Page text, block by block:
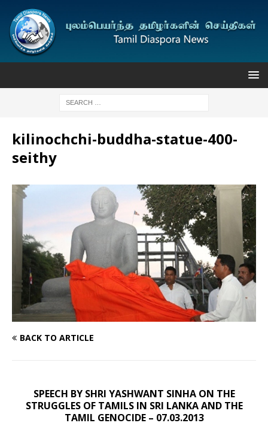
kilinochchi-buddha-statue-400-
seithy
BACK TO ARTICLE
SPEECH BY SHRI YASHWANT SINHA ON THE
STRUGGLES OF TAMILS IN SRI LANKA AND THE
TAMIL GENOCIDE – 07.03.2013